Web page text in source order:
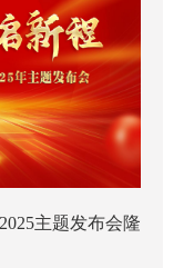
主题发布会隆